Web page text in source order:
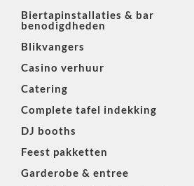
Biertapinstallaties & bar
benodigdheden
Blikvangers
Casino verhuur
Catering
Complete tafel indekking
DJ booths
Feest pakketten
Garderobe & entree